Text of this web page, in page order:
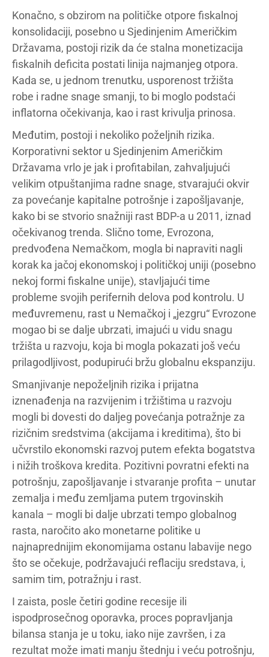
Konačno, s obzirom na političke otpore fiskalnoj
konsolidaciji, posebno u Sjedinjenim Američkim
Državama, postoji rizik da će stalna monetizacija
fiskalnih deficita postati linija najmanjeg otpora.
Kada se, u jednom trenutku, usporenost tržišta
robe i radne snage smanji, to bi moglo podstaći
inflatorna očekivanja, kao i rast krivulja prinosa.
Međutim, postoji i nekoliko poželjnih rizika.
Korporativni sektor u Sjedinjenim Američkim
Državama vrlo je jak i profitabilan, zahvaljujući
velikim otpuštanjima radne snage, stvarajući okvir
za povećanje kapitalne potrošnje i zapošljavanje,
kako bi se stvorio snažniji rast BDP-a u 2011, iznad
očekivanog trenda. Slično tome, Evrozona,
predvođena Nemačkom, mogla bi napraviti nagli
korak ka jačoj ekonomskoj i političkoj uniji (posebno
nekoj formi fiskalne unije), stavljajući time
probleme svojih perifernih delova pod kontrolu. U
međuvremenu, rast u Nemačkoj i „jezgru“ Evrozone
mogao bi se dalje ubrzati, imajući u vidu snagu
tržišta u razvoju, koja bi mogla pokazati još veću
prilagodljivost, podupirući bržu globalnu ekspanziju.
Smanjivanje nepoželjnih rizika i prijatna
iznenađenja na razvijenim i tržištima u razvoju
mogli bi dovesti do daljeg povećanja potražnje za
rizičnim sredstvima (akcijama i kreditima), što bi
učvrstilo ekonomski razvoj putem efekta bogatstva
i nižih troškova kredita. Pozitivni povratni efekti na
potrošnju, zapošljavanje i stvaranje profita – unutar
zemalja i među zemljama putem trgovinskih
kanala – mogli bi dalje ubrzati tempo globalnog
rasta, naročito ako monetarne politike u
najnaprednijim ekonomijama ostanu labavije nego
što se očekuje, podržavajući reflaciju sredstava, i,
samim tim, potražnju i rast.
I zaista, posle četiri godine recesije ili
ispodprosečnog oporavka, proces popravljanja
bilansa stanja je u toku, iako nije završen, i za
rezultat može imati manju štednju i veću potrošnju,